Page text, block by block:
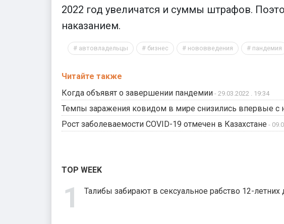
2022 год увеличатся и суммы штрафов.
наказанием.
автовладельцы бизнес нововведения пандемия
Читайте также
Когда объявят о завершении пандемии - 29.03.2022 . 19:34
Темпы заражения ковидом в мире снизились впервые с
Рост заболеваемости COVID-19 отмечен в Казахстане -
TOP WEEK
Талибы забирают в сексуальное рабство 12-летних